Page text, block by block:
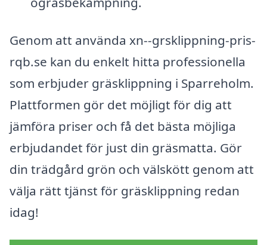
Genom att använda xn--grsklippning-pris-
rqb.se kan du enkelt hitta professionella
som erbjuder gräsklippning i Sparreholm.
Plattformen gör det möjligt för dig att
jämföra priser och få det bästa möjliga
erbjudandet för just din gräsmatta. Gör
din trädgård grön och välskött genom att
välja rätt tjänst för gräsklippning redan
idag!